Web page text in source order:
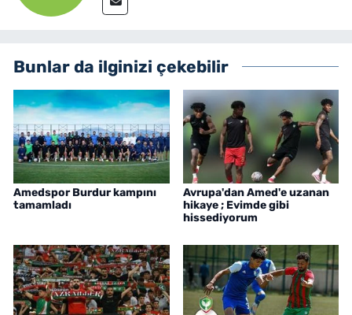
Bunlar da ilginizi çekebilir
Amedspor Burdur kampını
tamamladı
Avrupa'dan Amed'e uzanan
hikaye ; Evimde gibi
hissediyorum